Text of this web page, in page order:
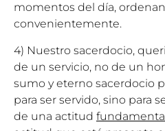
momentos del día,
convenientemente.
4) Nuestro sacerdocio,
de un servicio, no de un
sumo y eterno sacerdocio
para ser servido, sino para
de una actitud